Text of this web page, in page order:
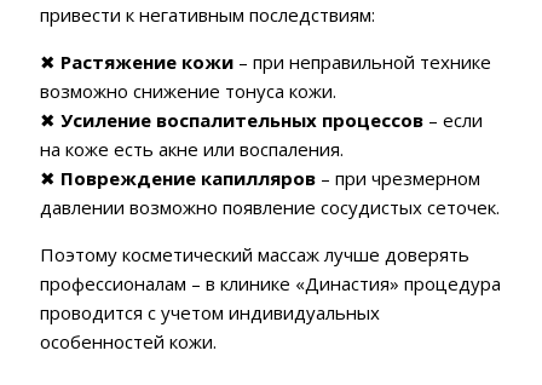
привести к негативным последствиям:
✖ Растяжение кожи – при неправильной технике
возможно снижение тонуса кожи.
✖ Усиление воспалительных процессов – если
на коже есть акне или воспаления.
✖ Повреждение капилляров – при чрезмерном
давлении возможно появление сосудистых сеточек.
Поэтому косметический массаж лучше доверять
профессионалам – в клинике «Династия» процедура
проводится с учетом индивидуальных
особенностей кожи.